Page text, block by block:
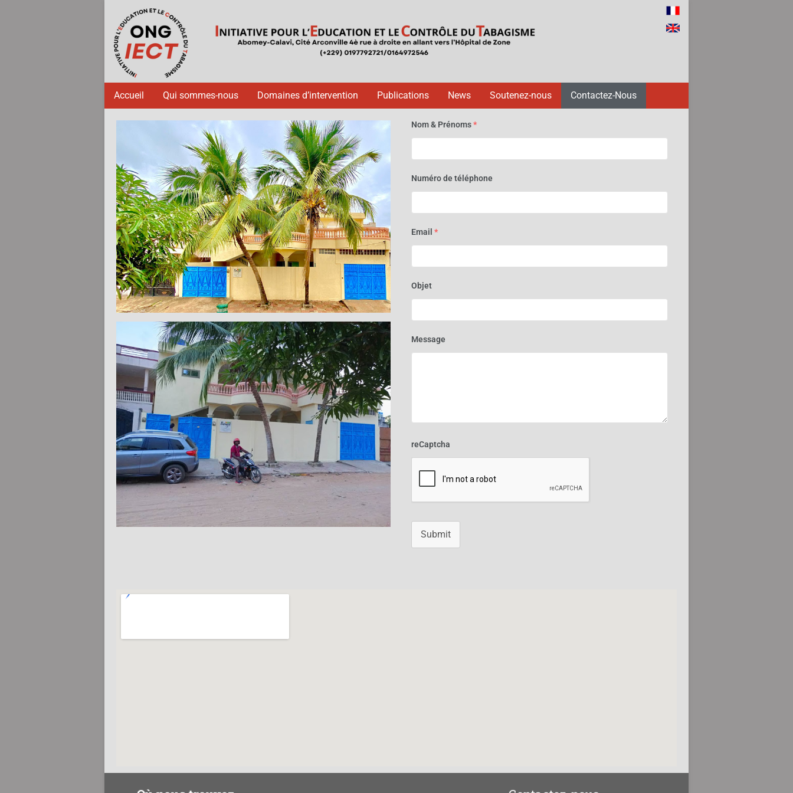
Accueil Qui sommes-nous Domaines d’intervention Publications News Soutenez-nous Contactez-Nous
Nom & Prénoms*
Numéro de téléphone
Email *
Objet
Message
reCaptcha
Submit